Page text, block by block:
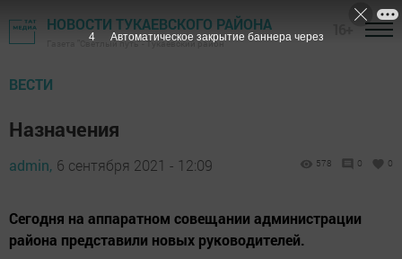
НОВОСТИ ТУКАЕВСКОГО РАЙОНА
Газета "Светлый путь" - Тукаевский район
ВЕСТИ
Назначения
admin, 6 сентября 2021 - 12:09 578 0 0
Сегодня на аппаратном совещании администрации
района представили новых руководителей.
4 Автоматическое закрытие баннера через